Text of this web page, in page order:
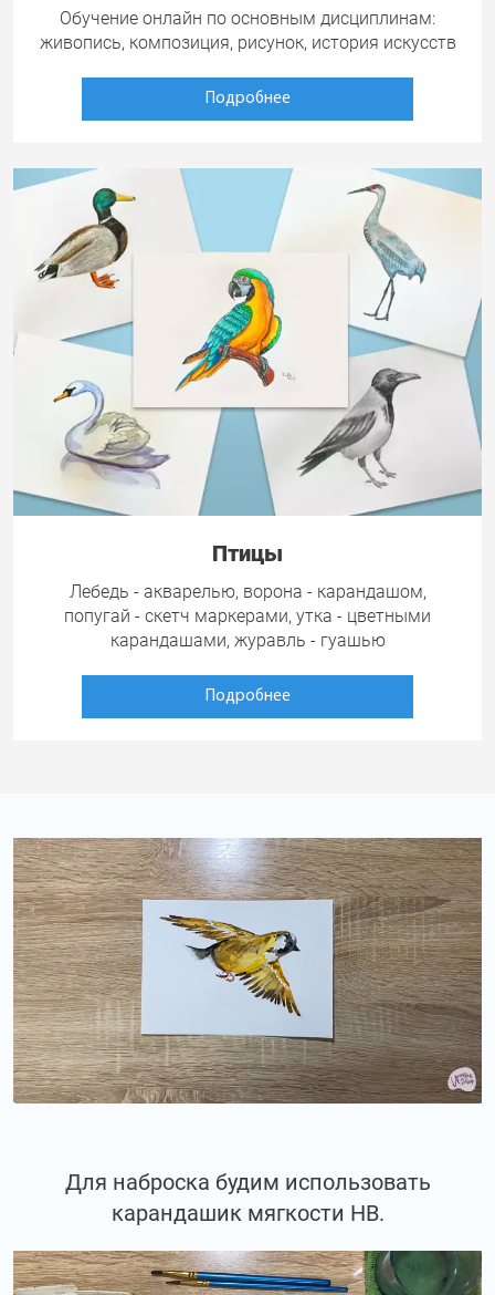
Обучение онлайн по основным дисциплинам:
живопись, композиция, рисунок, история искусств
Подробнее
Птицы
Лебедь - акварелью, ворона - карандашом,
попугай - скетч маркерами, утка - цветными
карандашами, журавль - гуашью
Подробнее
Для наброска будим использовать
карандашик мягкости НВ.